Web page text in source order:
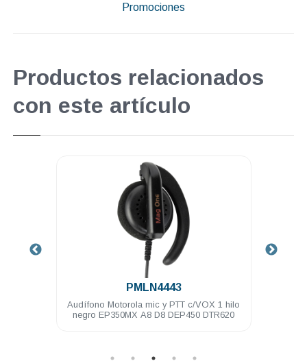
Promociones
Productos relacionados
con este artículo
PMLN4443
Audífono Motorola mic y PTT c/VOX 1 hilo
negro EP350MX A8 D8 DEP450 DTR620